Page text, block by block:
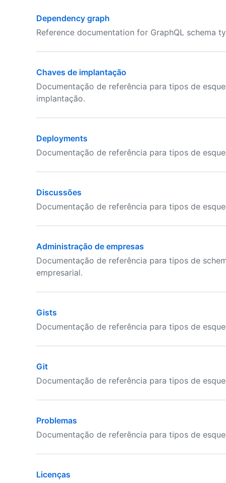
Dependency graph
Reference documentation for GraphQL schema
Chaves de implantação
Documentação de referência para tipos de
implantação.
Deployments
Documentação de referência para tipos de
Discussões
Documentação de referência para tipos de
Administração de empresas
Documentação de referência para tipos de
empresarial.
Gists
Documentação de referência para tipos de
Git
Documentação de referência para tipos de
Problemas
Documentação de referência para tipos de
Licenças